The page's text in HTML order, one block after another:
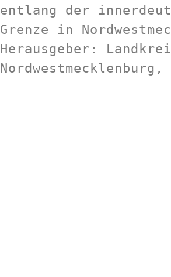
entlang der
Grenze in
Herausgeber: